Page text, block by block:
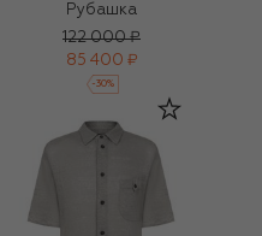
Рубашка
122 000 ₽
85 400 ₽
-30%